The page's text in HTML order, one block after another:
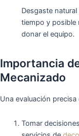
Desgaste
tiempo y posible
donar el equipo.
Importancia
Mecanizado
Una evaluación precisa
Tomar